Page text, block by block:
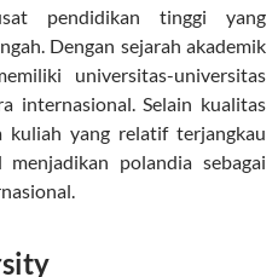
pendidikan tinggi yang
Dengan sejarah akademik
universitas-universitas
internasional. Selain kualitas
kuliah yang relatif terjangkau
polandia sebagai